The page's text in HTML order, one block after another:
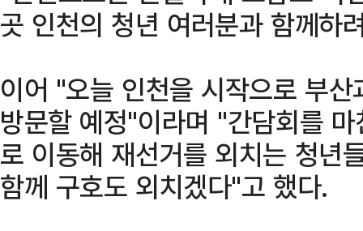
곳 인천의 청년 여러분과 함께하
이어 "오늘 인천을 시작으로 부
방문할 예정"이라며 "간담회를
로 이동해 재선거를 외치는 청년
함께 구호도 외치겠다"고 했다.